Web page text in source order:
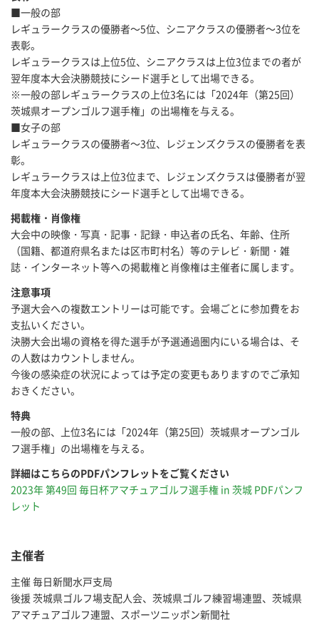
■一般の部
レギュラークラスの優勝者～5位、シニアクラスの優勝者～3位を
表彰。
レギュラークラスは上位5位、シニアクラスは上位3位までの者が
翌年度本大会決勝競技にシード選手として出場できる。
※一般の部レギュラークラスの上位3名には「2024年（第25回）
茨城県オープンゴルフ選手権」の出場権を与える。
■女子の部
レギュラークラスの優勝者～3位、レジェンズクラスの優勝者を表
彰。
レギュラークラスは上位3位まで、レジェンズクラスは優勝者が翌
年度本大会決勝競技にシード選手として出場できる。
掲載権・肖像権
大会中の映像・写真・記事・記録・申込者の氏名、年齢、住所
（国籍、都道府県名または区市町村名）等のテレビ・新聞・雑
誌・インターネット等への掲載権と肖像権は主催者に属します。
注意事項
予選大会への複数エントリーは可能です。会場ごとに参加費をお
支払いください。
決勝大会出場の資格を得た選手が予選通過圏内にいる場合は、そ
の人数はカウントしません。
今後の感染症の状況によっては予定の変更もありますのでご承知
おきください。
特典
一般の部、上位3名には「2024年（第25回）茨城県オープンゴル
フ選手権」の出場権を与える。
詳細はこちらのPDFパンフレットをご覧ください
2023年 第49回 毎日杯アマチュアゴルフ選手権 in 茨城 PDFパンフ
レット
主催者
主催 毎日新聞水戸支局
後援 茨城県ゴルフ場支配人会、茨城県ゴルフ練習場連盟、茨城県
アマチュアゴルフ連盟、スポーツニッポン新聞社